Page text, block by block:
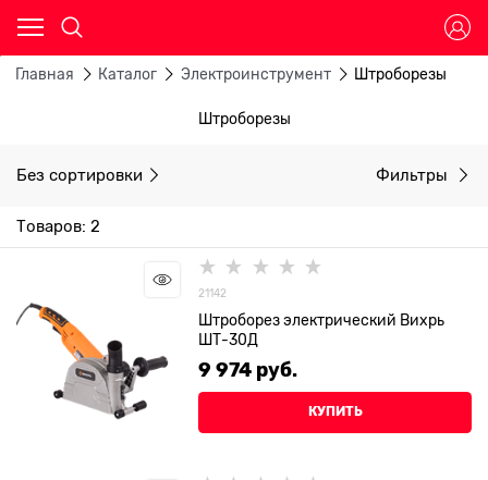
Главная Каталог Электроинструмент Штроборезы
Штроборезы
Без сортировки Фильтры
Товаров: 2
21142
Штроборез электрический Вихрь
ШТ-30Д
9 974 руб.
КУПИТЬ